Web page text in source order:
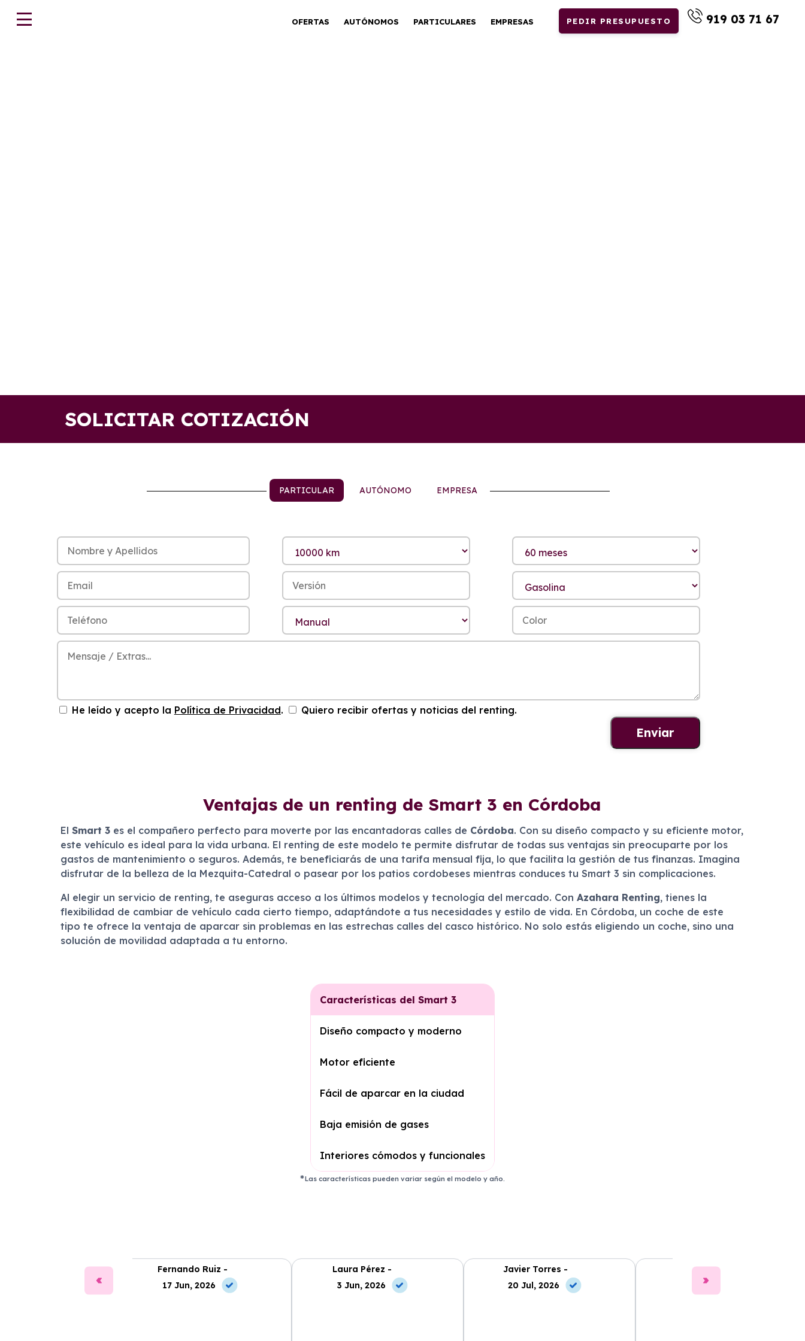
OFERTAS AUTÓNOMOS PARTICULARES EMPRESAS PEDIR PRESUPUESTO 919 03 71 67
SOLICITAR COTIZACIÓN
PARTICULAR AUTÓNOMO EMPRESA
He leído y acepto la Política de Privacidad. Quiero recibir ofertas y noticias del renting.
Ventajas de un renting de Smart 3 en Córdoba
El Smart 3es el compañero perfecto para moverte por las encantadoras calles de Córdoba. Con su diseño compacto y su eficiente motor,
este vehículo es ideal para la vida urbana. El renting de este modelo te permite disfrutar de todas sus ventajas sin preocuparte por los
gastos de mantenimiento o seguros. Además, te beneficiarás de una tarifa mensual fija, lo que facilita la gestión de tus finanzas. Imagina
disfrutar de la belleza de la Mezquita-Catedral o pasear por los patios cordobeses mientras conduces tu Smart 3 sin complicaciones.
Al elegir un servicio de renting, te aseguras acceso a los últimos modelos y tecnología del mercado. Con Azahara Renting, tienes la
flexibilidad de cambiar de vehículo cada cierto tiempo, adaptándote a tus necesidades y estilo de vida. En Córdoba, un coche de este
tipo te ofrece la ventaja de aparcar sin problemas en las estrechas calles del casco histórico. No solo estás eligiendo un coche, sino una
solución de movilidad adaptada a tu entorno.
Características del Smart 3
Diseño compacto y moderno
Motor eficiente
Fácil de aparcar en la ciudad
Baja emisión de gases
Interiores cómodos y funcionales
Las características pueden variar según el modelo y año.
Fernando Ruiz -
17 Jun, 2026
Laura Pérez -
3 Jun, 2026
Javier Torres -
20 Jul, 2026
Clara Gómez -
10 May, 2026